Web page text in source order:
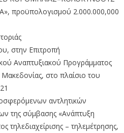
προϋπολογισμού 2.000.000,000
στην Επιτροπή
Αναπτυξιακού Προγράμματος
στο πλαίσιο του
αντλητικών
της σύμβασης «Ανάπτυξη
τηλεδιαχείρισης – τηλεμέτρησης,